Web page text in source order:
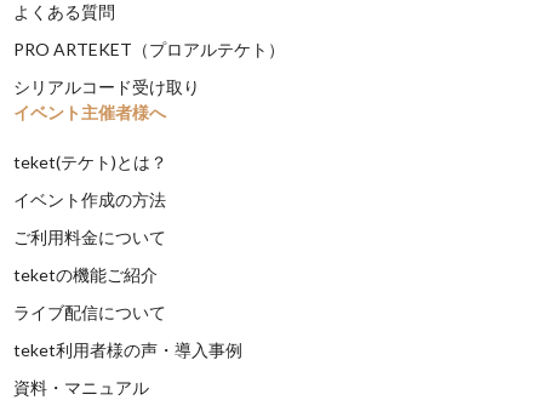
よくある質問
PRO ARTEKET（プロアルテケト）
シリアルコード受け取り
イベント主催者様へ
teket(テケト)とは？
イベント作成の方法
ご利用料金について
teketの機能ご紹介
ライブ配信について
teket利用者様の声・導入事例
資料・マニュアル